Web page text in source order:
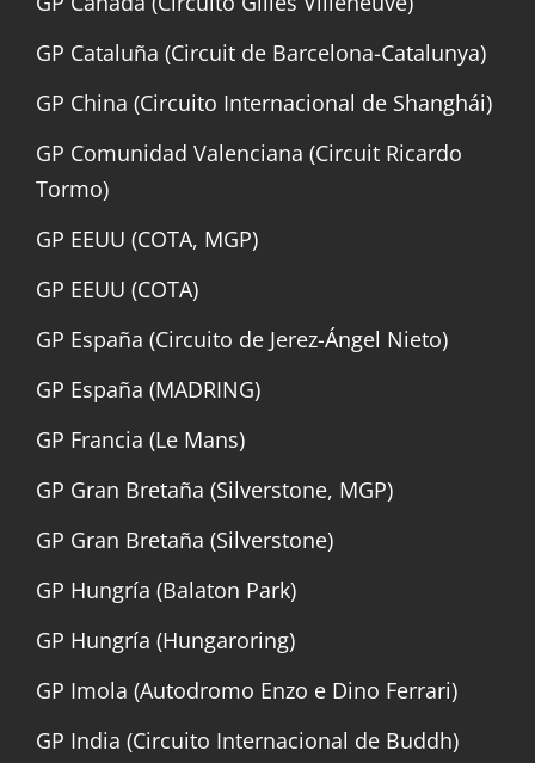
GP Cataluña (Circuit de Barcelona-Catalunya)
GP China (Circuito Internacional de Shanghái)
GP Comunidad Valenciana (Circuit Ricardo
Tormo)
GP EEUU (COTA, MGP)
GP EEUU (COTA)
GP España (Circuito de Jerez-Ángel Nieto)
GP España (MADRING)
GP Francia (Le Mans)
GP Gran Bretaña (Silverstone, MGP)
GP Gran Bretaña (Silverstone)
GP Hungría (Balaton Park)
GP Hungría (Hungaroring)
GP Imola (Autodromo Enzo e Dino Ferrari)
GP India (Circuito Internacional de Buddh)